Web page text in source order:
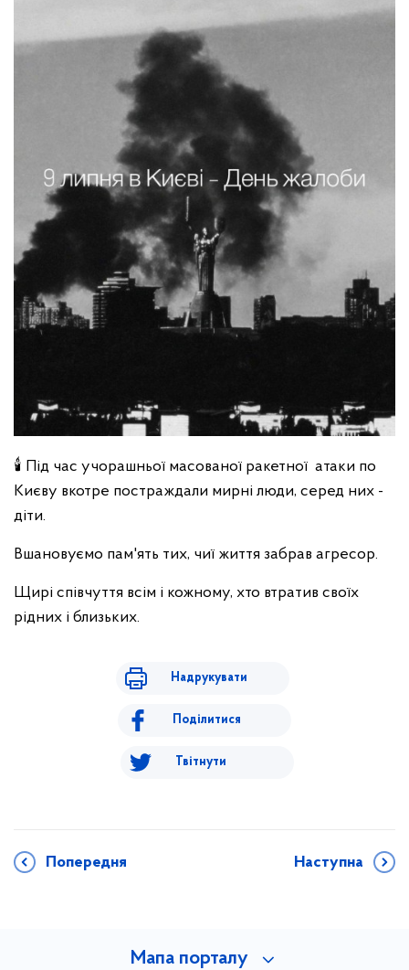
🕯 Під час учорашньої масованої ракетної атаки по
Києву вкотре постраждали мирні люди, серед них -
діти.
Вшановуємо пам'ять тих, чиї життя забрав агресор.
Щирі співчуття всім і кожному, хто втратив своїх
рідних і близьких.
Надрукувати
Поділитися
Твітнути
Попередня Наступна
Мапа порталу